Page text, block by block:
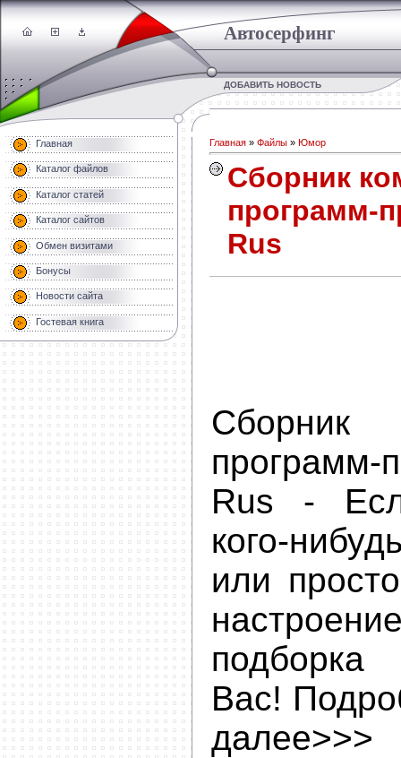
Автосерфинг
ДОБАВИТЬ НОВОСТЬ
Главная
Каталог файлов
Каталог статей
Каталог сайтов
Обмен визитами
Бонусы
Новости сайта
Гостевая книга
Главная » Файлы » Юмор
Сборник
программ-
Rus
Сборник
программ-
Rus -
кого-
или
Вас!
далее>>>